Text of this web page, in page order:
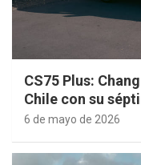
CS75 Plus:
Chile con su
6 de mayo de 2026